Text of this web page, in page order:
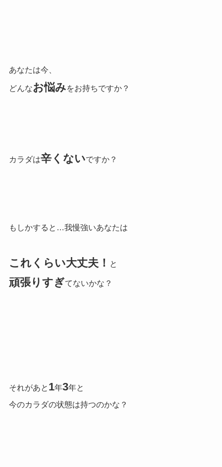
あなたは今、
どんなお悩みをお持ちですか？
カラダは辛くないですか？
もしかすると…我慢強いあなたは
これくらい大丈夫！ と
頑張りすぎてないかな？
それがあと 1年3年と
今のカラダの状態は持つのかな？